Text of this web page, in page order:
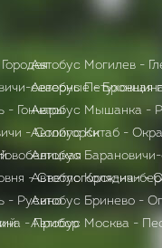
северные - Бронная
- Гончары
- Солигорск
- Светлогорск-на-
- Русино
- Прибор
Автобус Могилев -
Автобус
Автобус Мышанка -
Автобус Китаб -
Автобус
Автобус Колядичи -
Автобус Бринево -
Автобус Москва -